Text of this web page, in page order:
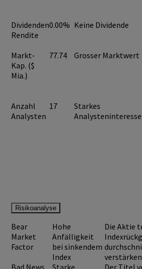
Dividenden
Rendite
0.00% Keine Dividende
Markt-
Kap. ($
Mia.)
77.74 Grosser Marktwert
Anzahl
Analysten
17
Starkes
Analysteninteresse
Risikoanalyse
Bear
Market
Factor
Hohe
Anfälligkeit
bei sinkendem
Index
Die Aktie
Bad News
Starke
Der Titel